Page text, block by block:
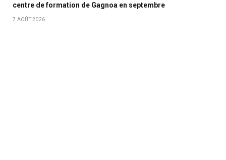
centre de formation de Gagnoa en septembre
7 AOÛT 2026